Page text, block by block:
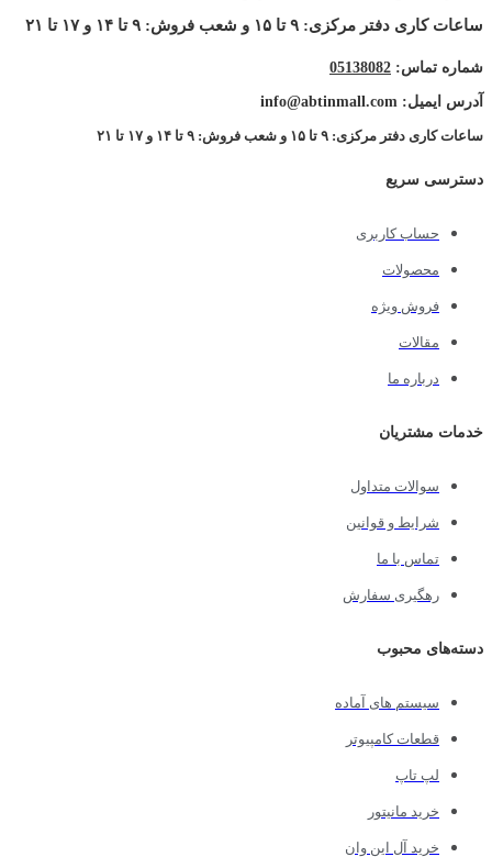
ساعات کاری دفتر مرکزی: ۹ تا ۱۵ و شعب فروش: ۹ تا ۱۴ و ۱۷ تا ۲۱
شماره تماس: 05138082
آدرس ایمیل: info@abtinmall.com
ساعات کاری دفتر مرکزی: ۹ تا ۱۵ و شعب فروش: ۹ تا ۱۴ و ۱۷ تا ۲۱
دسترسی سریع
حساب کاربری
محصولات
فروش ویژه
مقالات
درباره ما
خدمات مشتریان
سوالات متداول
شرایط و قوانین
تماس با ما
رهگیری سفارش
دسته‌های محبوب
سیستم های آماده
قطعات کامپیوتر
لپ تاپ
خرید مانیتور
خرید آل این وان